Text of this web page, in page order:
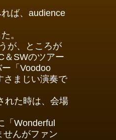
ば、audience
。
が、ところが
＆SWのツアー
「Voodoo
まじい演奏で
れた時は、会場
Wonderful
せんがファン